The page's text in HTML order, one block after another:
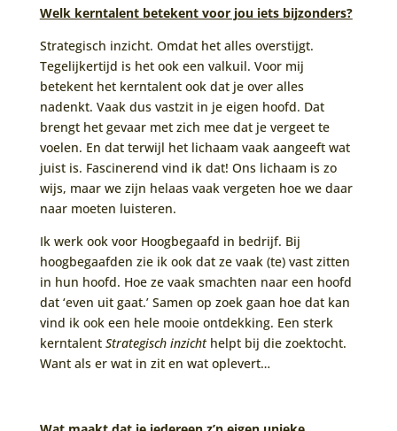
Welk kerntalent betekent voor jou iets bijzonders?
Strategisch inzicht. Omdat het alles overstijgt.
Tegelijkertijd is het ook een valkuil. Voor mij
betekent het kerntalent ook dat je over alles
nadenkt. Vaak dus vastzit in je eigen hoofd. Dat
brengt het gevaar met zich mee dat je vergeet te
voelen. En dat terwijl het lichaam vaak aangeeft wat
juist is. Fascinerend vind ik dat! Ons lichaam is zo
wijs, maar we zijn helaas vaak vergeten hoe we daar
naar moeten luisteren.
Ik werk ook voor Hoogbegaafd in bedrijf. Bij
hoogbegaafden zie ik ook dat ze vaak (te) vast zitten
in hun hoofd. Hoe ze vaak smachten naar een hoofd
dat ‘even uit gaat.’ Samen op zoek gaan hoe dat kan
vind ik ook een hele mooie ontdekking. Een sterk
kerntalent Strategisch inzichthelpt bij die zoektocht.
Want als er wat in zit en wat oplevert…